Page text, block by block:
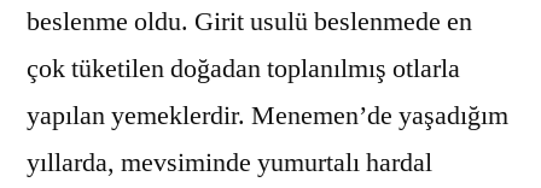
beslenme oldu. Girit usulü beslenmede en
çok tüketilen doğadan toplanılmış otlarla
yapılan yemeklerdir. Menemen’de yaşadığım
yıllarda, mevsiminde yumurtalı hardal